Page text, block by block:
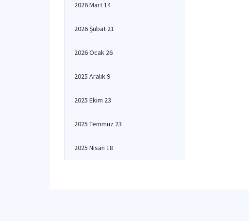
2026 Mart 14
2026 Şubat 21
2026 Ocak 26
2025 Aralık 9
2025 Ekim 23
2025 Temmuz 23
2025 Nisan 18